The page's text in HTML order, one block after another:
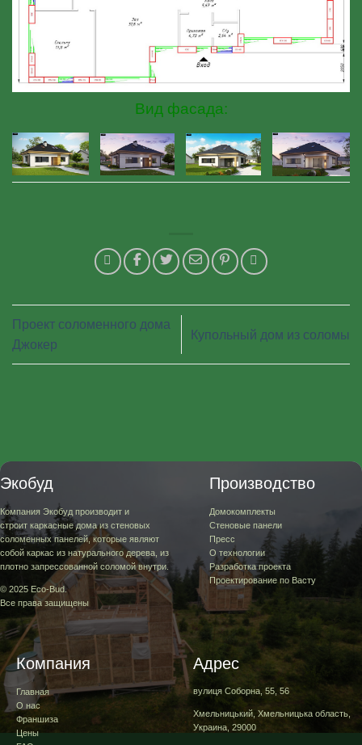
Вид фасада:
Проект соломенного дома
Джокер
Купольный дом из соломы
Экобуд
Компания Экобуд производит и
строит каркасные дома из стеновых
соломенных панелей, которые являют
собой каркас из натурального дерева, из
плотно запрессованной соломой внутри.
© 2025 Eco-Bud.
Все права защищены
Производство
Домокомплекты
Стеновые панели
Пресс
О технологии
Разработка проекта
Проектирование по Васту
Компания
Главная
О нас
Франшиза
Цены
Адрес
вулиця Соборна, 55, 56
Хмельницький, Хмельницька область,
Украина, 29000